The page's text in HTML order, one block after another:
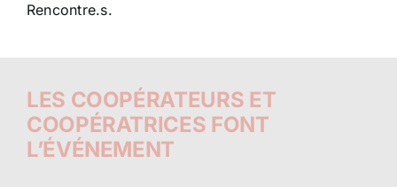
Rencontre.s.
LES COOPÉRATEURS ET
COOPÉRATRICES FONT
L’ÉVÉNEMENT